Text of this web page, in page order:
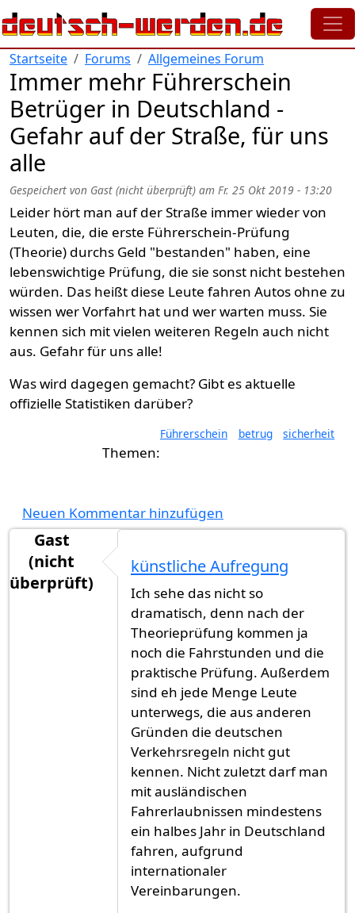
Direkt zum Inhalt
Startseite Forums Allgemeines Forum
Immer mehr Führerschein
Betrüger in Deutschland -
Gefahr auf der Straße, für uns
alle
Gespeichert von Gast (nicht überprüft) am Fr. 25 Okt 2019 - 13:20
Leider hört man auf der Straße immer wieder von
Leuten, die, die erste Führerschein-Prüfung
(Theorie) durchs Geld "bestanden" haben, eine
lebenswichtige Prüfung, die sie sonst nicht bestehen
würden. Das heißt diese Leute fahren Autos ohne zu
wissen wer Vorfahrt hat und wer warten muss. Sie
kennen sich mit vielen weiteren Regeln auch nicht
aus. Gefahr für uns alle!
Was wird dagegen gemacht? Gibt es aktuelle
offizielle Statistiken darüber?
Führerschein betrug sicherheit
Neuen Kommentar hinzufügen
Gast
(nicht
überprüft)
künstliche Aufregung
Ich sehe das nicht so
dramatisch, denn nach der
Theorieprüfung kommen ja
noch die Fahrstunden und die
praktische Prüfung. Außerdem
sind eh jede Menge Leute
unterwegs, die aus anderen
Gründen die deutschen
Verkehrsregeln nicht gut
kennen. Nicht zuletzt darf man
mit ausländischen
Fahrerlaubnissen mindestens
ein halbes Jahr in Deutschland
fahren, aufgrund
internationaler
Vereinbarungen.